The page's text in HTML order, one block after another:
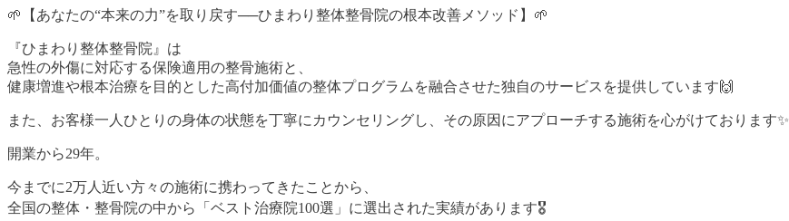
🌱【あなたの“本来の力”を取り戻す──ひまわり整体整骨院の根本改善メソッド】🌱
『ひまわり整体整骨院』は
急性の外傷に対応する保険適用の整骨施術と、
健康増進や根本治療を目的とした高付加価値の整体プログラムを融合させた独自のサービスを提供しています🙌
また、お客様一人ひとりの身体の状態を丁寧にカウンセリングし、その原因にアプローチする施術を心がけております✨
開業から29年。
今までに2万人近い方々の施術に携わってきたことから、
全国の整体・整骨院の中から「ベスト治療院100選」に選出された実績があります🎖️